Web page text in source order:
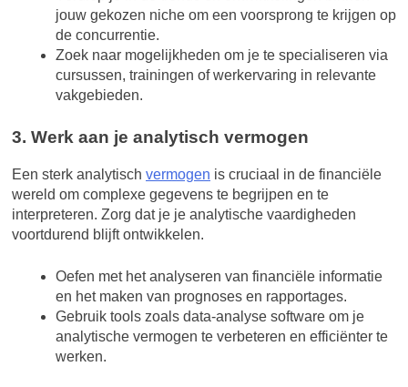
jouw gekozen niche om een voorsprong te krijgen op
de concurrentie.
Zoek naar mogelijkheden om je te specialiseren via
cursussen, trainingen of werkervaring in relevante
vakgebieden.
3. Werk aan je analytisch vermogen
Een sterk analytisch vermogen is cruciaal in de financiële
wereld om complexe gegevens te begrijpen en te
interpreteren. Zorg dat je je analytische vaardigheden
voortdurend blijft ontwikkelen.
Oefen met het analyseren van financiële informatie
en het maken van prognoses en rapportages.
Gebruik tools zoals data-analyse software om je
analytische vermogen te verbeteren en efficiënter te
werken.